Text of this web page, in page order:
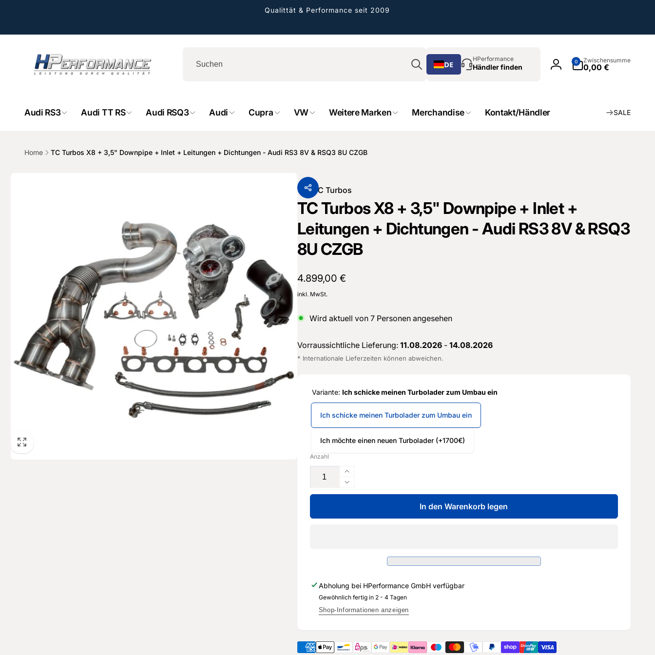
Qualittät & Performance seit 2009
Suchen
DE
HPerformance
Händler finden Einloggen
0
Artikel
Zwischensumme
0,00 €
Audi RS3 Audi TT RS Audi RSQ3 Audi Cupra VW Weitere Marken Merchandise Kontakt/Händler SALE
Home TC Turbos X8 + 3,5" Downpipe + Inlet + Leitungen + Dichtungen - Audi RS3 8V & RSQ3 8U CZGB
VonTC Turbos
TC Turbos X8 + 3,5" Downpipe + Inlet +
Leitungen + Dichtungen - Audi RS3 8V & RSQ3
8U CZGB
Normaler
Preis
4.899,00 €
inkl. MwSt.
Wird aktuell von 7Personen angesehen
Vorraussichtliche Lieferung: 11.08.2026- 14.08.2026
* Internationale Lieferzeiten können abweichen.
Variante: Ich schicke meinen Turbolader zum Umbau ein
Ich schicke meinen Turbolader zum Umbau ein
Ich möchte einen neuen Turbolader (+1700€)
Anzahl
Erhöhe
die
Menge
TC
Inlet
+
Leitungen
Audi
Verringere
die
für
+
Inlet
+
Dichtungen
-
In den Warenkorb legen
Abholung bei HPerformance GmbHverfügbar
Gewöhnlich fertig in 2 - 4 Tagen
Shop-Informationen anzeigen
HPerformance GmbH
Abholung verfügbar, gewöhnlich fertig in 2
Hemsbacher Straße 8
74706 Osterburken
Deutschland
+4962916487601